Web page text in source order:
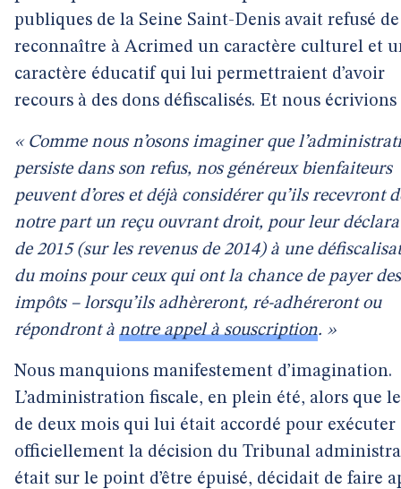
publiques de la Seine Saint-Denis avait refusé de
reconnaître à Acrimed un caractère culturel et
caractère éducatif qui lui permettraient d’avoir
recours à des dons défiscalisés. Et nous écrivions
« Comme nous n’osons imaginer que
persiste dans son refus, nos généreux bienfaiteurs
peuvent d’ores et déjà considérer qu’ils recevront
notre part un reçu ouvrant droit, pour leur
de 2015 (sur les revenus de 2014) à une
du moins pour ceux qui ont la chance de payer des
impôts – lorsqu’ils adhèreront, ré-adhéreront ou
répondront à notre appel à souscription. »
Nous manquions manifestement d’imagination.
L’administration fiscale, en plein été, alors que
de deux mois qui lui était accordé pour exécuter
officiellement la décision du Tribunal
était sur le point d’être épuisé, décidait de faire